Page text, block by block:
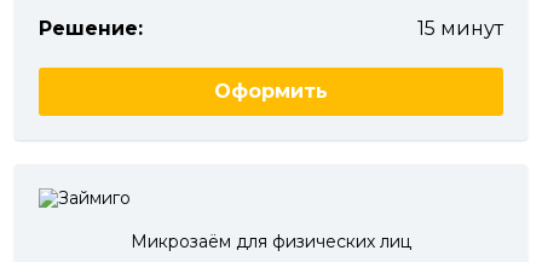
Решение:
15 минут
Оформить
Микрозаём для физических лиц